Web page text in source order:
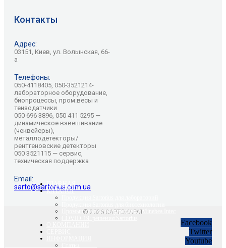
Контакты
Адрес:
03151, Киев, ул. Волынская, 66-
а
Телефоны:
050-4118405, 050-3521214-
лабораторное оборудование,
биопроцессы, пром.весы и
тензодатчики
050 696 3896, 050 411 5295 —
динамическое взвешивание
(чеквейеры),
металлодетекторы/
рентгеновские детекторы
050 3521115 — сервис,
техническая поддержка
Email:
sarto@sartorius.com.ua
© 2026 САРТОКАРАТ
Facebook
Twitter
Youtube
ГЛАВНАЯ
КАТАЛОГ
Промышленное оборудование Minebea Intec